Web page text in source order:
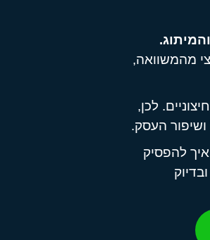
מהמשוואה,
לכן,
העסק.
להפסיק